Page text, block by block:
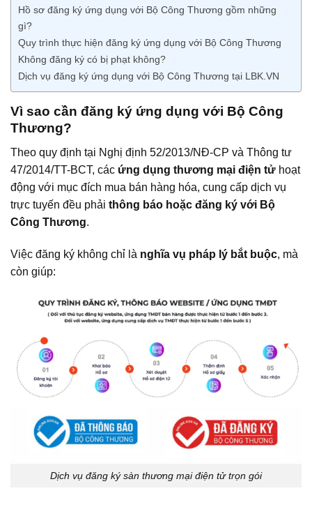
Hồ sơ đăng ký ứng dụng với Bộ Công Thương gồm những
gì?
Quy trình thực hiện đăng ký ứng dụng với Bộ Công Thương
Không đăng ký có bị phạt không?
Dịch vụ đăng ký ứng dụng với Bộ Công Thương tại LBK.VN
Vì sao cần đăng ký ứng dụng với Bộ Công
Thương?
Theo quy định tại Nghị định 52/2013/NĐ-CP và Thông tư
47/2014/TT-BCT, các ứng dụng thương mại điện tử hoạt
động với mục đích mua bán hàng hóa, cung cấp dịch vụ
trực tuyến đều phải thông báo hoặc đăng ký với Bộ
Công Thương.
Việc đăng ký không chỉ là nghĩa vụ pháp lý bắt buộc, mà
còn giúp:
Dịch vụ đăng ký sàn thương mại điện tử trọn gói